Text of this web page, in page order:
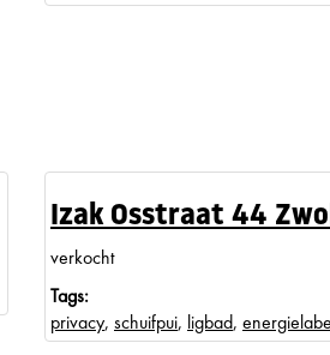
Izak Osstraat 44
verkocht
Tags:
privacy, schuifpui, ligbad,